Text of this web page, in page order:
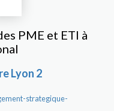
PME et ETI à
Lyon 2
strategique-